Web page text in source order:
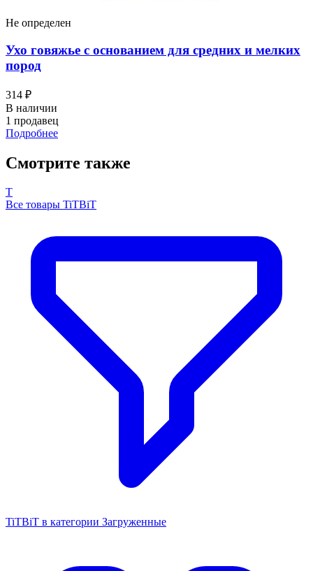
Не определен
Ухо говяжье с основанием для средних и мелких
пород
314 ₽
В наличии
1 продавец
Подробнее
Смотрите также
T
Все товары TiTBiT
TiTBiT в категории Загруженные